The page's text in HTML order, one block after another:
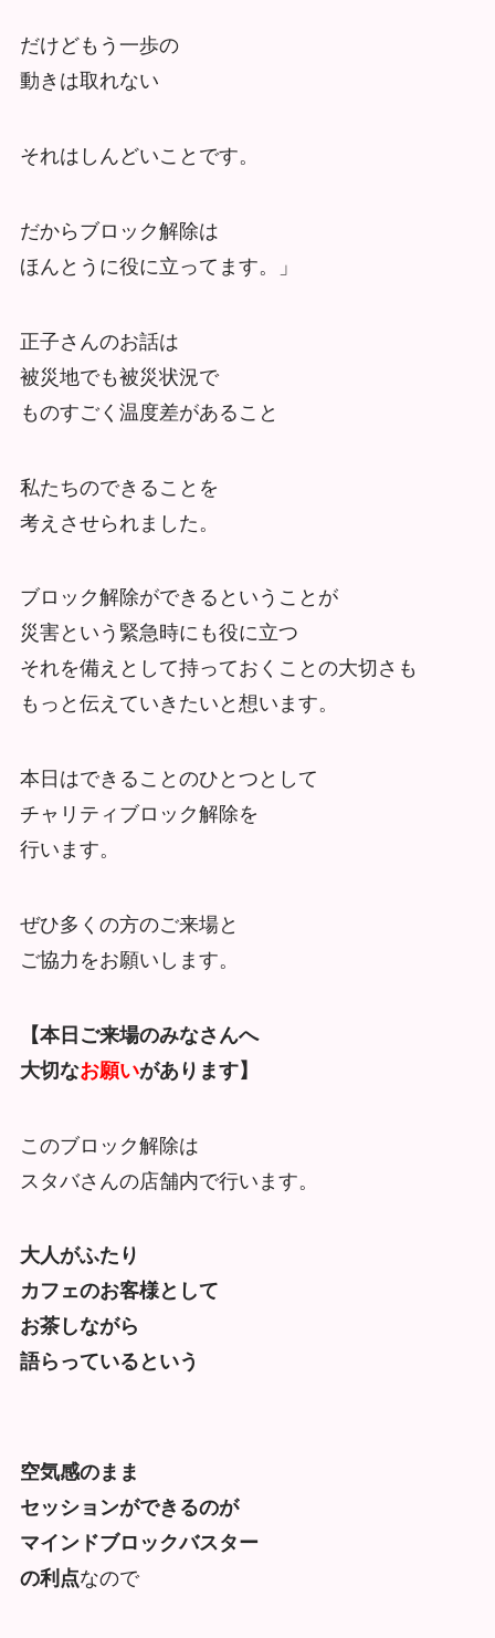
だけどもう一歩の
動きは取れない
それはしんどいことです。
だからブロック解除は
ほんとうに役に立ってます。」
正子さんのお話は
被災地でも被災状況で
ものすごく温度差があること
私たちのできることを
考えさせられました。
ブロック解除ができるということが
災害という緊急時にも役に立つ
それを備えとして持っておくことの大切さも
もっと伝えていきたいと想います。
本日はできることのひとつとして
チャリティブロック解除を
行います。
ぜひ多くの方のご来場と
ご協力をお願いします。
【本日ご来場のみなさんへ
大切なお願いがあります】
このブロック解除は
スタバさんの店舗内で行います。
大人がふたり
カフェのお客様として
お茶しながら
語らっているという
空気感のまま
セッションができるのが
マインドブロックバスター
の利点なので